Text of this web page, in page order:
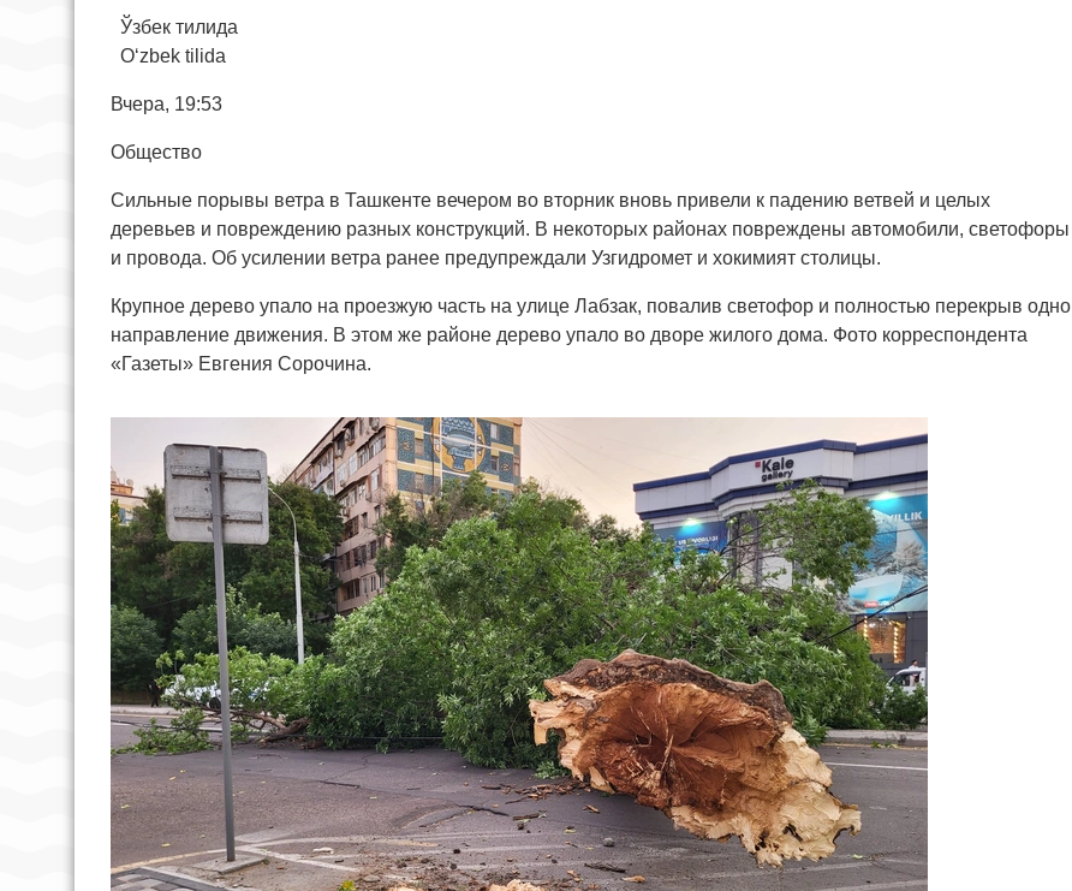
Ўзбек тилида
O‘zbek tilida
Вчера, 19:53
Общество
Сильные порывы ветра в Ташкенте вечером во вторник вновь привели к падению ветвей и целых
деревьев и повреждению разных конструкций. В некоторых районах повреждены автомобили, светофоры
и провода. Об усилении ветра ранее предупреждали Узгидромет и хокимият столицы.
Крупное дерево упало на проезжую часть на улице Лабзак, повалив светофор и полностью перекрыв одно
направление движения. В этом же районе дерево упало во дворе жилого дома. Фото корреспондента
«Газеты» Евгения Сорочина.